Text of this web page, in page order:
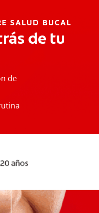
SALUD BUCAL
de tu
de